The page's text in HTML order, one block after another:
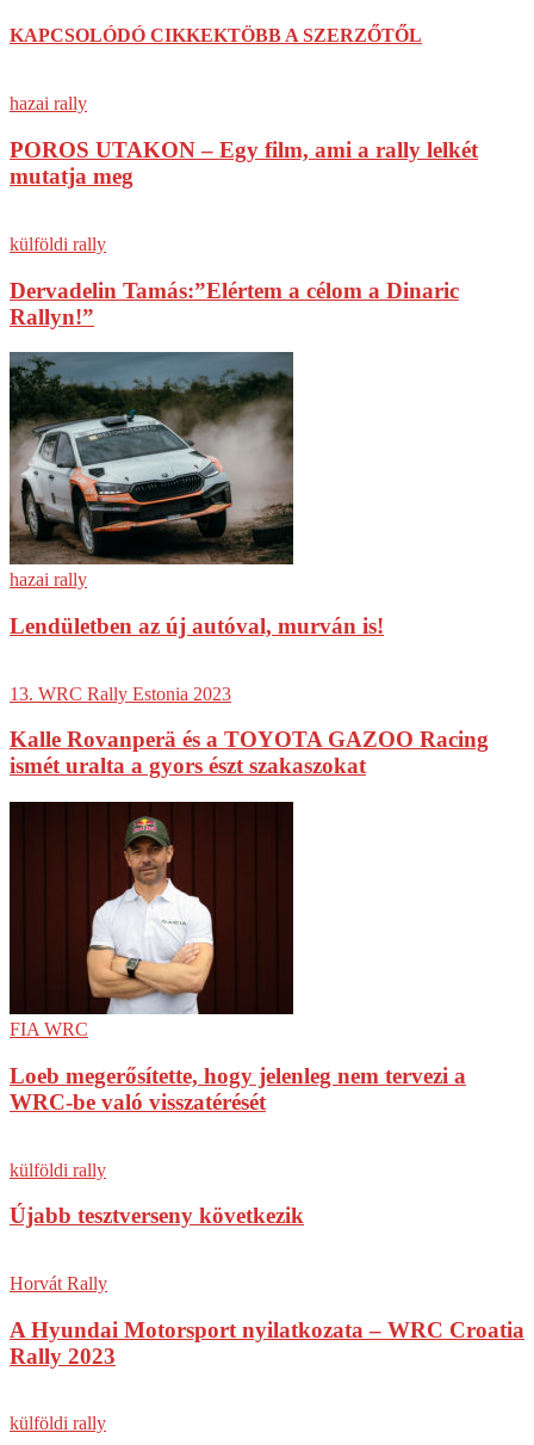
KAPCSOLÓDÓ CIKKEKTÖBB A SZERZŐTŐL
hazai rally
POROS UTAKON – Egy film, ami a rally lelkét
mutatja meg
külföldi rally
Dervadelin Tamás:”Elértem a célom a Dinaric
Rallyn!”
hazai rally
Lendületben az új autóval, murván is!
13. WRC Rally Estonia 2023
Kalle Rovanperä és a TOYOTA GAZOO Racing
ismét uralta a gyors észt szakaszokat
FIA WRC
Loeb megerősítette, hogy jelenleg nem tervezi a
WRC-be való visszatérését
külföldi rally
Újabb tesztverseny következik
Horvát Rally
A Hyundai Motorsport nyilatkozata – WRC Croatia
Rally 2023
külföldi rally